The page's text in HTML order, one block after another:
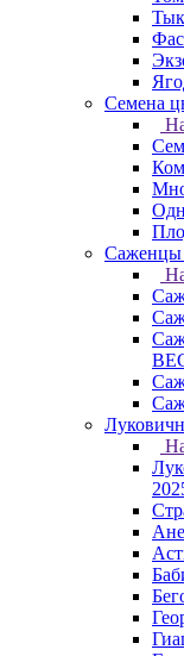
Семена
Саженцы